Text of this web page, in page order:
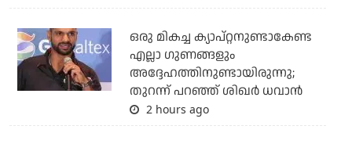
ഒരു മികച്ച ക്യാപ്റ്റനുണ്ടാകേണ്ട
എല്ലാ ഗുണങ്ങളും
അദ്ദേഹത്തിനുണ്ടായിരുന്നു;
തുറന്ന് പറഞ്ഞ് ശിഖര്‍ ധവാന്‍
2 hours ago